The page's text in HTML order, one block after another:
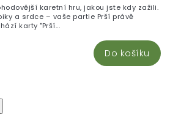
Do košíku
karetní hru, jakou jste kdy zažili.
a srdce – vaše partie Prší právě
karty "Prší...